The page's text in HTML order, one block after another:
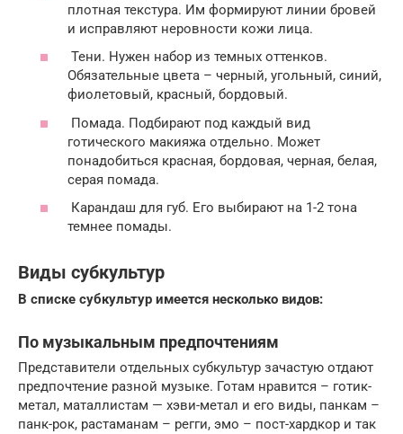
плотная текстура. Им формируют линии бровей
и исправляют неровности кожи лица.
Тени. Нужен набор из темных оттенков.
Обязательные цвета – черный, угольный, синий,
фиолетовый, красный, бордовый.
Помада. Подбирают под каждый вид
готического макияжа отдельно. Может
понадобиться красная, бордовая, черная, белая,
серая помада.
Карандаш для губ. Его выбирают на 1-2 тона
темнее помады.
Виды субкультур
В списке субкультур имеется несколько видов:
По музыкальным предпочтениям
Представители отдельных субкультур зачастую отдают
предпочтение разной музыке. Готам нравится – готик-
метал, маталлистам — хэви-метал и его виды, панкам –
панк-рок, растаманам – регги, эмо – пост-хардкор и так